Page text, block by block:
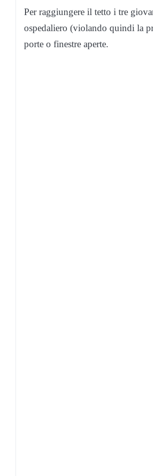
Per raggiungere il tetto i tre
ospedaliero (violando quindi la
porte o finestre aperte.